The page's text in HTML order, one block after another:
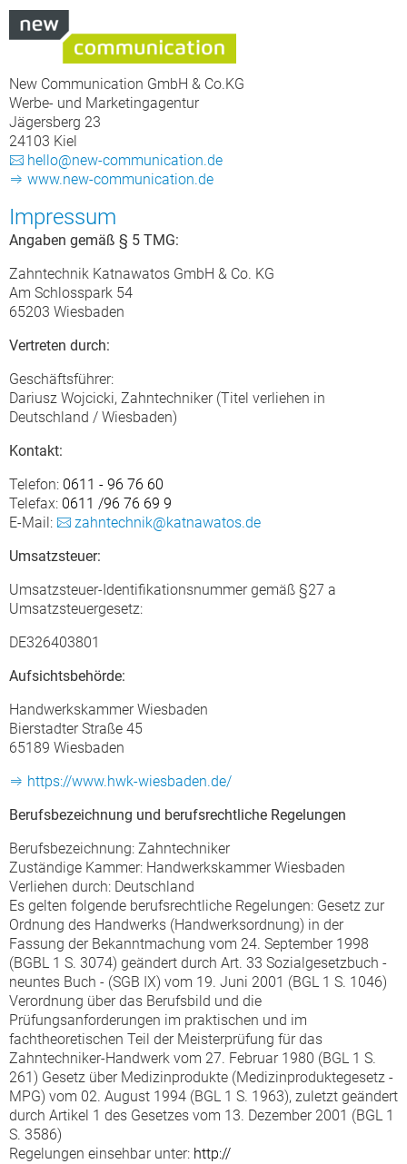
New Communication GmbH & Co.KG
Werbe- und Marketingagentur
Jägersberg 23
24103 Kiel
hello@new-communication.de
www.new-communication.de
Impressum
Angaben gemäß § 5 TMG:
Zahntechnik Katnawatos GmbH & Co. KG
Am Schlosspark 54
65203 Wiesbaden
Vertreten durch:
Geschäftsführer:
Dariusz Wojcicki, Zahntechniker (Titel verliehen in
Deutschland / Wiesbaden)
Kontakt:
Telefon: 0611 - 96 76 60
Telefax: 0611 /96 76 69 9
E-Mail:
zahntechnik@katnawatos.de
Umsatzsteuer:
Umsatzsteuer-Identifikationsnummer gemäß §27 a
Umsatzsteuergesetz:
DE326403801
Aufsichtsbehörde:
Handwerkskammer Wiesbaden
Bierstadter Straße 45
65189 Wiesbaden
https://www.hwk-wiesbaden.de/
Berufsbezeichnung und berufsrechtliche Regelungen
Berufsbezeichnung: Zahntechniker
Zuständige Kammer: Handwerkskammer Wiesbaden
Verliehen durch: Deutschland
Es gelten folgende berufsrechtliche Regelungen: Gesetz zur
Ordnung des Handwerks (Handwerksordnung) in der
Fassung der Bekanntmachung vom 24. September 1998
(BGBL 1 S. 3074) geändert durch Art. 33 Sozialgesetzbuch -
neuntes Buch - (SGB IX) vom 19. Juni 2001 (BGL 1 S. 1046)
Verordnung über das Berufsbild und die
Prüfungsanforderungen im praktischen und im
fachtheoretischen Teil der Meisterprüfung für das
Zahntechniker-Handwerk vom 27. Februar 1980 (BGL 1 S.
261) Gesetz über Medizinprodukte (Medizinproduktegesetz -
MPG) vom 02. August 1994 (BGL 1 S. 1963), zuletzt geändert
durch Artikel 1 des Gesetzes vom 13. Dezember 2001 (BGL 1
S. 3586)
Regelungen einsehbar unter: http://